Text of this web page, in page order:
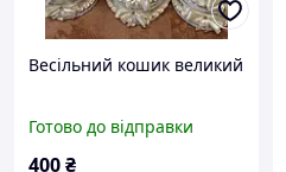
Весільний кошик великий
Готово до відправки
400₴